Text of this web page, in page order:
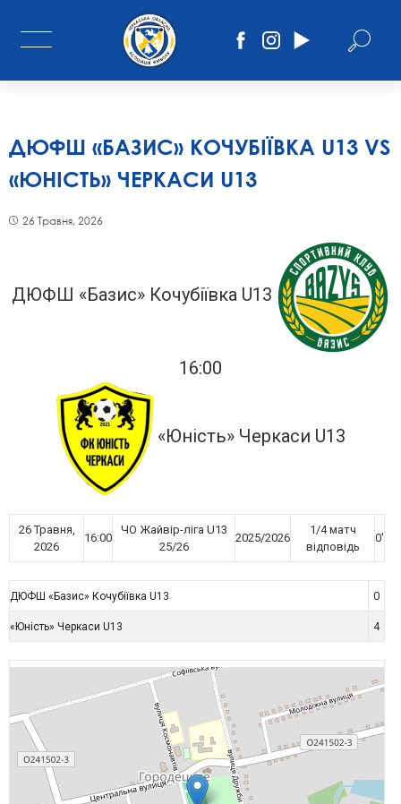
ДЮФШ «БАЗИС» КОЧУБІЇВКА U13 VS
«ЮНІСТЬ» ЧЕРКАСИ U13
26 Травня, 2026
ДЮФШ «Базис» Кочубіївка U13
16:00
«Юність» Черкаси U13
26 Травня,
2026
16:00
ЧО Жайвір-ліга U13
25/26
2025/2026
1/4 матч
відповідь
0'
ДЮФШ «Базис» Кочубіївка U13 0
«Юність» Черкаси U13 4